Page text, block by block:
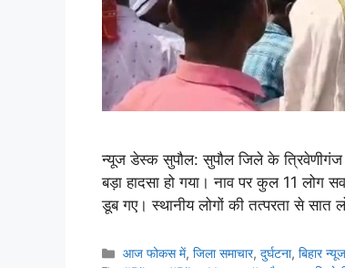
न्यूज डेस्क सुपौल: सुपौल जिले के त्रिवेणीगंज
बड़ा हादसा हो गया। नाव पर कुल 11
डूब गए। स्थानीय लोगों की तत्परता से सात
आज फोकस में,जिला समाचार,दुर्घटना,बिहार न्यूज